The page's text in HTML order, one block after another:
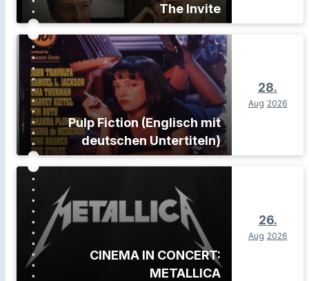
The Invite
Pulp Fiction (Englisch mit
deutschen Untertiteln)
28.
Aug 2026
CINEMA IN CONCERT:
METALLICA
26.
Aug 2026